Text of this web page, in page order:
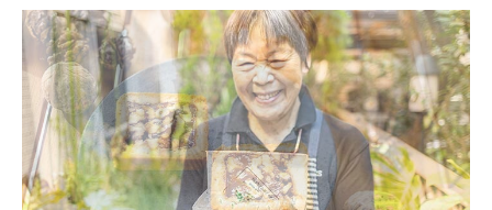
中央線カルチャー
特集
連載
中央線フェス